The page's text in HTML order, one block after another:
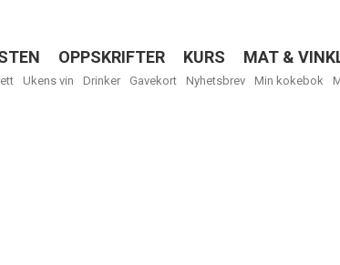
OPPSKRIFTER KURS MAT &
Ukens vin Drinker Gavekort Nyhetsbrev Min kokebok